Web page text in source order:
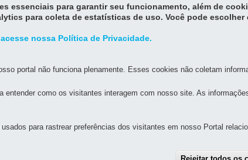
essenciais para garantir seu funcionamento, além de
para coleta de estatísticas de uso. Você pode
nossa Política de Privacidade.
portal não funciona plenamente. Esses cookies não coletam
entender como os visitantes interagem com nosso site. As
para rastrear preferências dos visitantes em nosso Portal